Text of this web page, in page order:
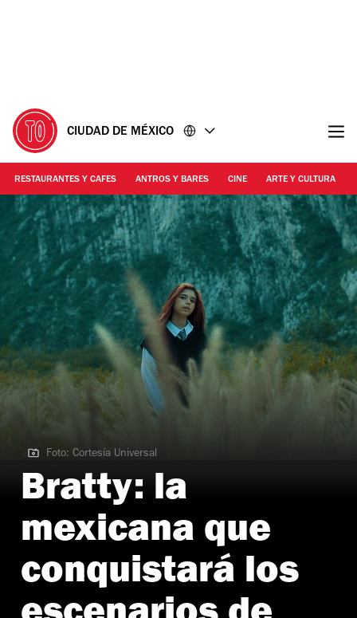
CIUDAD DE MÉXICO
RESTAURANTES Y CAFES ANTROS Y BARES CINE ARTE Y CULTURA
Foto: Cortesía Universal
Foto: Cortesía Universal
Bratty: la
mexicana que
conquistará los